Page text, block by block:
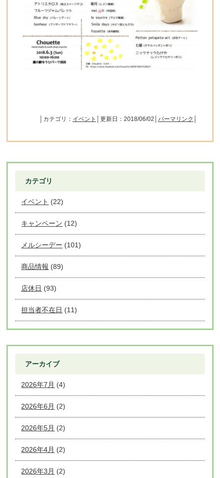
│カテゴリ： イベント │更新日：2018/06/02│ パーマリンク
カテゴリ
イベント (22)
キャンペーン (12)
メルシーデー (101)
商品情報 (89)
店休日 (93)
担当者不在日 (11)
アーカイブ
2026年7月 (4)
2026年6月 (2)
2026年5月 (2)
2026年4月 (2)
2026年3月 (2)